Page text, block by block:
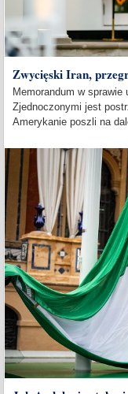
Zwycięski Iran,
Memorandum w
Zjednoczonymi jest
Amerykanie poszli na